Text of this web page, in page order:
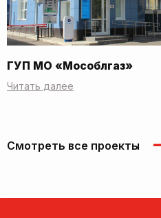
ГУП МО «Мособлгаз»
Читать далее
Смотреть все проекты